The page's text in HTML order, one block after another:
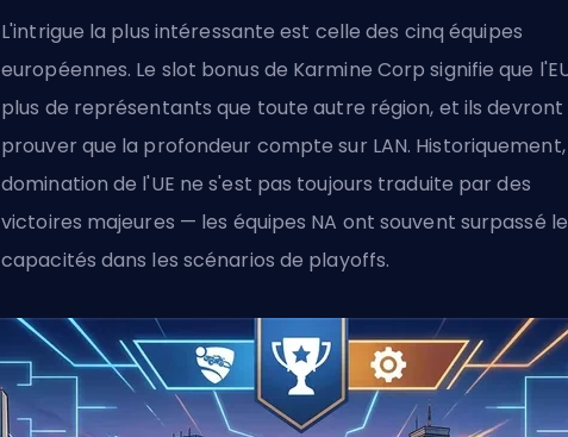
L'intrigue la plus intéressante est celle des cinq équipes
européennes. Le slot bonus de Karmine Corp signifie que
plus de représentants que toute autre région, et ils devront
prouver que la profondeur compte sur LAN.
domination de l'UE ne s'est pas toujours traduite par des
victoires majeures — les équipes NA ont souvent surpassé
capacités dans les scénarios de playoffs.